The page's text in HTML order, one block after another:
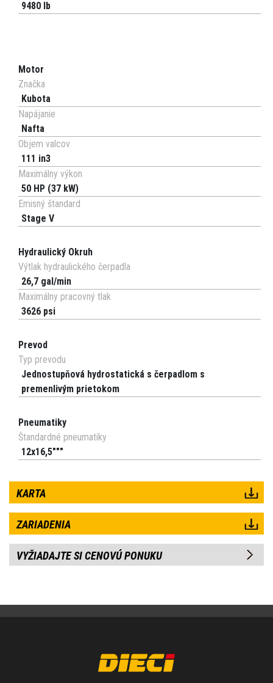
9480 lb
Motor
Značka
Kubota
Napájanie
Nafta
Objem valcov
111 in3
Maximálny výkon
50 HP (37 kW)
Emisný štandard
Stage V
Hydraulický Okruh
Výtlak hydraulického čerpadla
26,7 gal/min
Maximálny pracovný tlak
3626 psi
Prevod
Typ prevodu
Jednostupňová hydrostatická s čerpadlom s
premenlivým prietokom
Pneumatiky
Štandardné pneumatiky
12x16,5"""
KARTA
ZARIADENIA
VYŽIADAJTE SI CENOVÚ PONUKU